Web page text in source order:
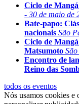
Ciclo de
- 30 de maio de
Bate-papo:
nacionais São
Ciclo de
Matsumoto
Encontro de
Reino das
todos os eventos
Nós usamos cookies e